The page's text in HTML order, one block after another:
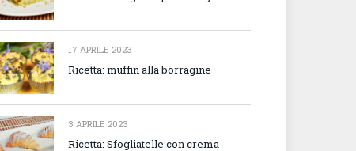
17 APRILE 2023
Ricetta: muffin alla borragine
3 APRILE 2023
Ricetta: Sfogliatelle con crema